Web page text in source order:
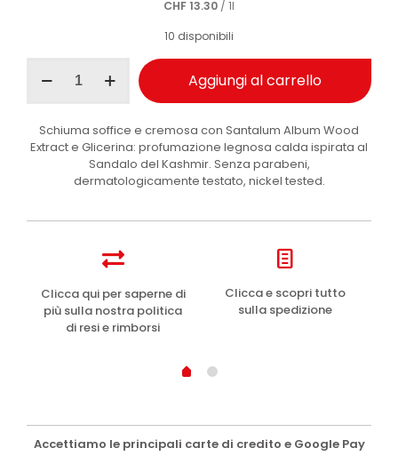
CHF13.30 / 1l
10 disponibili
bagno
quantità
Aggiungi al carrello
Schiuma soffice e cremosa con Santalum Album Wood
Extract e Glicerina: profumazione legnosa calda ispirata al
Sandalo del Kashmir. Senza parabeni,
dermatologicamente testato, nickel tested.
Clicca qui per saperne di
più sulla nostra politica
di resi e rimborsi
Clicca e scopri tutto
sulla spedizione
Accettiamo le principali carte di credito e Google Pay